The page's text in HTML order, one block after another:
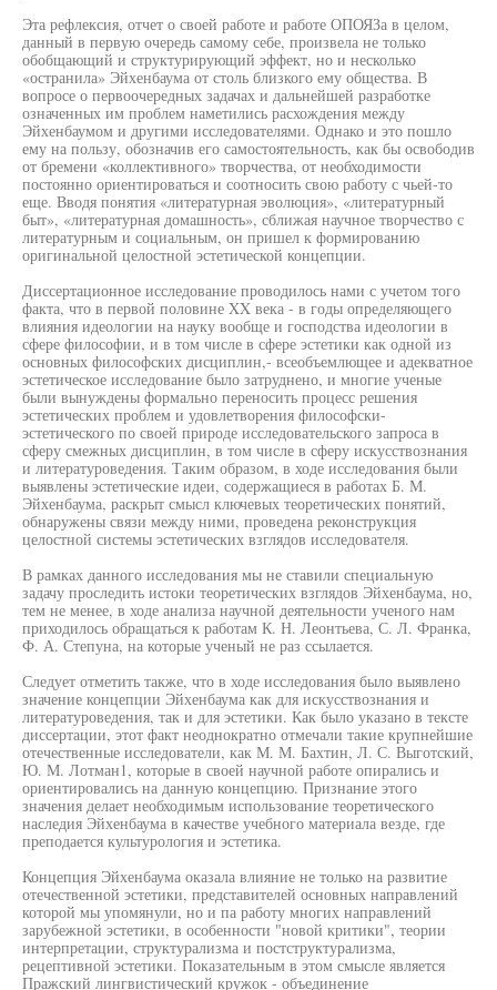
Эта рефлексия, отчет о своей работе и работе ОПОЯЗа в целом,
данный в первую очередь самому себе, произвела не только
обобщающий и структурирующий эффект, но и несколько
«остранила» Эйхенбаума от столь близкого ему общества. В
вопросе о первоочередных задачах и дальнейшей разработке
означенных им проблем наметились расхождения между
Эйхенбаумом и другими исследователями. Однако и это пошло
ему на пользу, обозначив его самостоятельность, как бы освободив
от бремени «коллективного» творчества, от необходимости
постоянно ориентироваться и соотносить свою работу с чьей-то
еще. Вводя понятия «литературная эволюция», «литературный
быт», «литературная домашность», сближая научное творчество с
литературным и социальным, он пришел к формированию
оригинальной целостной эстетической концепции.
Диссертационное исследование проводилось нами с учетом того
факта, что в первой половине XX века - в годы определяющего
влияния идеологии на науку вообще и господства идеологии в
сфере философии, и в том числе в сфере эстетики как одной из
основных философских дисциплин,- всеобъемлющее и адекватное
эстетическое исследование было затруднено, и многие ученые
были вынуждены формально переносить процесс решения
эстетических проблем и удовлетворения философски-
эстетического по своей природе исследовательского запроса в
сферу смежных дисциплин, в том числе в сферу искусствознания
и литературоведения. Таким образом, в ходе исследования были
выявлены эстетические идеи, содержащиеся в работах Б. М.
Эйхенбаума, раскрыт смысл ключевых теоретических понятий,
обнаружены связи между ними, проведена реконструкция
целостной системы эстетических взглядов исследователя.
В рамках данного исследования мы не ставили специальную
задачу проследить истоки теоретических взглядов Эйхенбаума, но,
тем не менее, в ходе анализа научной деятельности ученого нам
приходилось обращаться к работам К. Н. Леонтьева, С. Л. Франка,
Ф. А. Степуна, на которые ученый не раз ссылается.
Следует отметить также, что в ходе исследования было выявлено
значение концепции Эйхенбаума как для искусствознания и
литературоведения, так и для эстетики. Как было указано в тексте
диссертации, этот факт неоднократно отмечали такие крупнейшие
отечественные исследователи, как М. М. Бахтин, Л. С. Выготский,
Ю. М. Лотман1, которые в своей научной работе опирались и
ориентировались на данную концепцию. Признание этого
значения делает необходимым использование теоретического
наследия Эйхенбаума в качестве учебного материала везде, где
преподается культурология и эстетика.
Концепция Эйхенбаума оказала влияние не только на развитие
отечественной эстетики, представителей основных направлений
которой мы упомянули, но и па работу многих направлений
зарубежной эстетики, в особенности "новой критики", теории
интерпретации, структурализма и постструктурализма,
рецептивной эстетики. Показательным в этом смысле является
Пражский лингвистический кружок - объединение